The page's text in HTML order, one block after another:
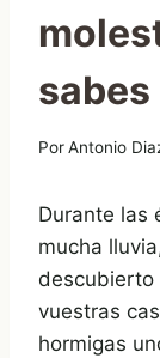
PorAntonio
18/06/2019
Durante las
mucha
descubierto
vuestras
hormigas